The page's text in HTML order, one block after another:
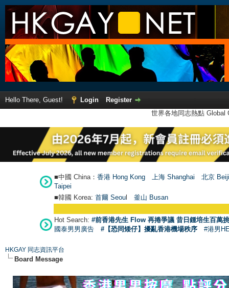
Hello There, Guest! Login
Register
世界各地同志熱點
■中國 China： 香港 Hong Kong 上海 Shanghai
北京
Taipei
■韓國 Korea: 首爾 Seoul 釜山 Busan
Hot Search: #前香港先生 Flow 再捲爭議 昔日鍾培生百萬
國泰男男廣告
#【恐同矮仔】擾亂香港機場秩序 #港男
HKGAY 同志資訊平台
Board Message